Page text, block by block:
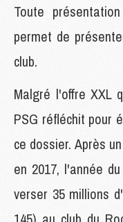
Toute
permet de
club.
Malgré l'offre XXL
PSG réfléchit pour
ce dossier. Après
en 2017, l'année
verser 35 millions